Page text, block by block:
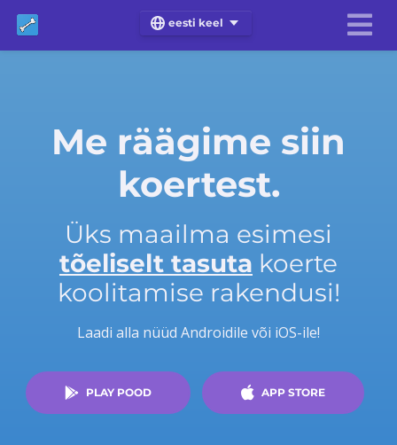
eesti keel
Me räägime siin
koertest.
Üks maailma esimesi
tõeliselt tasuta koerte
koolitamise rakendusi!
Laadi alla nüüd Androidile või iOS-ile!
PLAY POOD APP STORE